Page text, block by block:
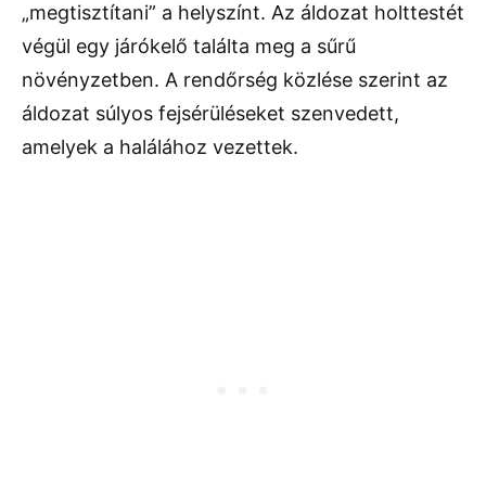
„megtisztítani” a helyszínt. Az áldozat holttestét
végül egy járókelő találta meg a sűrű
növényzetben. A rendőrség közlése szerint az
áldozat súlyos fejsérüléseket szenvedett,
amelyek a halálához vezettek.